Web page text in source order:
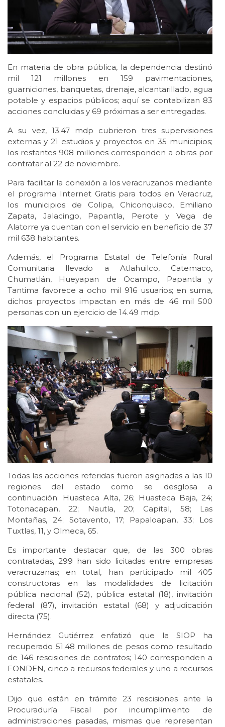
En materia de obra pública, la dependencia destinó
mil 121 millones en 159 pavimentaciones,
guarniciones, banquetas, drenaje, alcantarillado, agua
potable y espacios públicos; aquí se contabilizan 83
acciones concluidas y 69 próximas a ser entregadas.
A su vez, 13.47 mdp cubrieron tres supervisiones
externas y 21 estudios y proyectos en 35 municipios;
los restantes 908 millones corresponden a obras por
contratar al 22 de noviembre.
Para facilitar la conexión a los veracruzanos mediante
el programa Internet Gratis para todos en Veracruz,
los municipios de Colipa, Chiconquiaco, Emiliano
Zapata, Jalacingo, Papantla, Perote y Vega de
Alatorre ya cuentan con el servicio en beneficio de 37
mil 638 habitantes.
Además, el Programa Estatal de Telefonía Rural
Comunitaria llevado a Atlahuilco, Catemaco,
Chumatlán, Hueyapan de Ocampo, Papantla y
Tantima favorece a ocho mil 916 usuarios; en suma,
dichos proyectos impactan en más de 46 mil 500
personas con un ejercicio de 14.49 mdp.
Todas las acciones referidas fueron asignadas a las 10
regiones del estado como se desglosa a
continuación: Huasteca Alta, 26; Huasteca Baja, 24;
Totonacapan, 22; Nautla, 20; Capital, 58; Las
Montañas, 24; Sotavento, 17; Papaloapan, 33; Los
Tuxtlas, 11, y Olmeca, 65.
Es importante destacar que, de las 300 obras
contratadas, 299 han sido licitadas entre empresas
veracruzanas; en total, han participado mil 405
constructoras en las modalidades de licitación
pública nacional (52), pública estatal (18), invitación
federal (87), invitación estatal (68) y adjudicación
directa (75).
Hernández Gutiérrez enfatizó que la SIOP ha
recuperado 51.48 millones de pesos como resultado
de 146 rescisiones de contratos; 140 corresponden a
FONDEN, cinco a recursos federales y uno a recursos
estatales.
Dijo que están en trámite 23 rescisiones ante la
Procuraduría Fiscal por incumplimiento de
administraciones pasadas, mismas que representan